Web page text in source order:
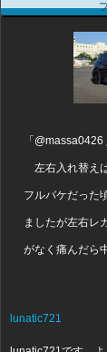
「
左右入れ替え
フルバケだった
ましたが左右レ
がなく痛んだら
lunatic721